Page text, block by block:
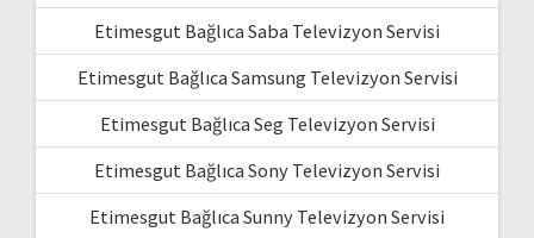
Etimesgut Bağlıca Saba Televizyon Servisi
Etimesgut Bağlıca Samsung Televizyon Servisi
Etimesgut Bağlıca Seg Televizyon Servisi
Etimesgut Bağlıca Sony Televizyon Servisi
Etimesgut Bağlıca Sunny Televizyon Servisi